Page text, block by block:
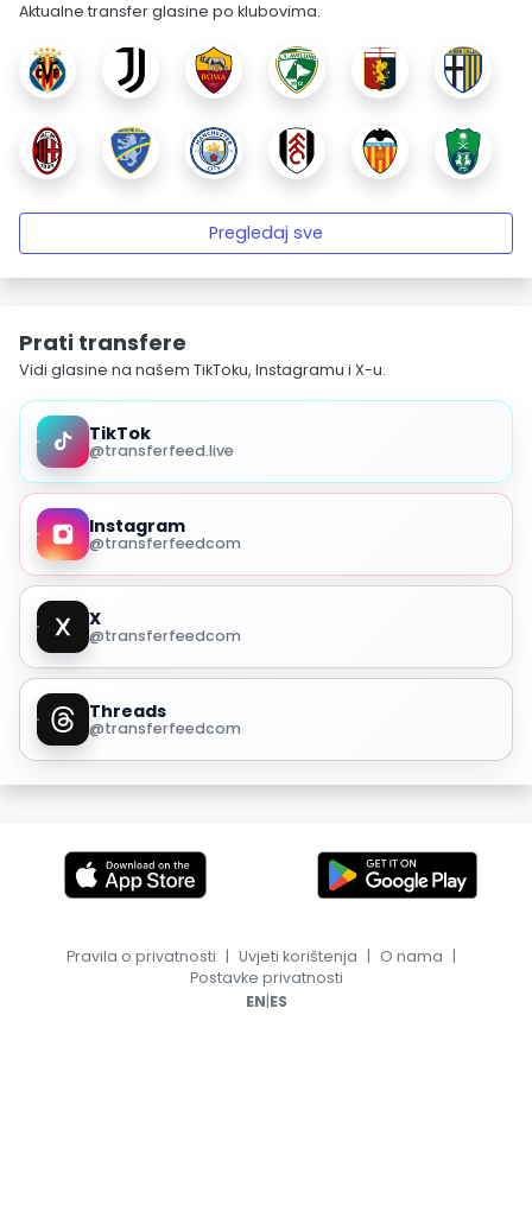
Aktualne transfer glasine po klubovima.
Pregledaj sve
Prati transfere
Vidi glasine na našem TikToku, Instagramu i X-u.
TikTok
@transferfeed.live
Instagram
@transferfeedcom
X
@transferfeedcom
Threads
@transferfeedcom
Pravila o privatnosti | Uvjeti korištenja | O nama |
Postavke privatnosti
EN|ES